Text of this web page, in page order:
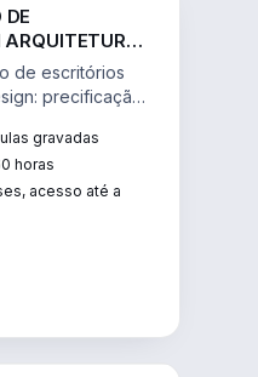
ARQUITETURA
de escritórios
precificação,
gravadas
horas
acesso até a